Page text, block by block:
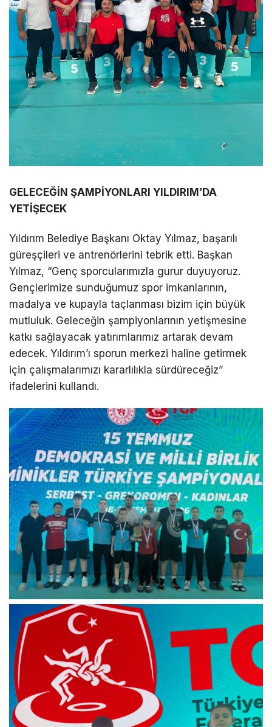
GELECEĞİN ŞAMPİYONLARI YILDIRIM’DA
YETİŞECEK
Yıldırım Belediye Başkanı Oktay Yılmaz, başarılı
güreşçileri ve antrenörlerini tebrik etti. Başkan
Yılmaz, “Genç sporcularımızla gurur duyuyoruz.
Gençlerimize sunduğumuz spor imkanlarının,
madalya ve kupayla taçlanması bizim için büyük
mutluluk. Geleceğin şampiyonlarının yetişmesine
katkı sağlayacak yatırımlarımız artarak devam
edecek. Yıldırım’ı sporun merkezi haline getirmek
için çalışmalarımızı kararlılıkla sürdüreceğiz”
ifadelerini kullandı.